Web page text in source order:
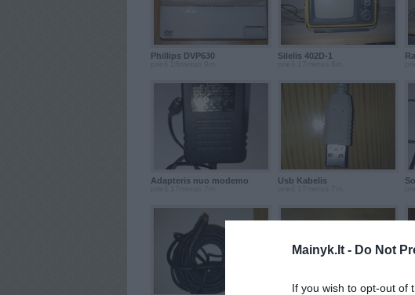
Mainyk.lt - Do Not
If you wish to opt-out of
Phillips DVP630 Šilelis 402D-1
Adapteris nuo modemo Usb Kabelis